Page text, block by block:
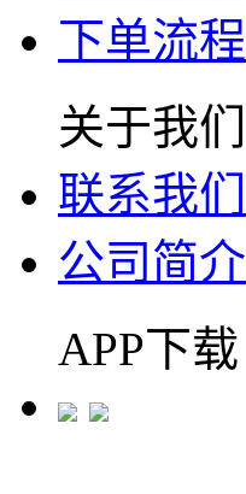
下单流程
关于我们
联系我们
公司简介
APP下载